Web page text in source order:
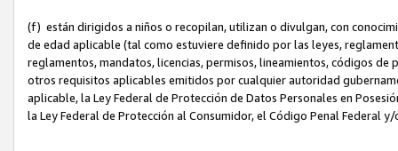
(f) están dirigidos a niños o recopilan, utilizan o divulgan, con
de edad aplicable (tal como estuviere definido por las leyes,
reglamentos, mandatos, licencias, permisos, lineamientos, códigos
otros requisitos aplicables emitidos por cualquier autoridad
aplicable, la Ley Federal de Protección de Datos Personales en
la Ley Federal de Protección al Consumidor, el Código Penal Federal